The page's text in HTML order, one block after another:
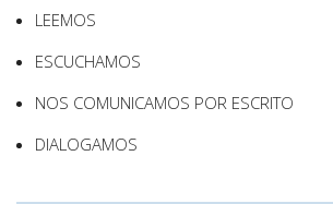
LEEMOS
ESCUCHAMOS
NOS COMUNICAMOS POR ESCRITO
DIALOGAMOS